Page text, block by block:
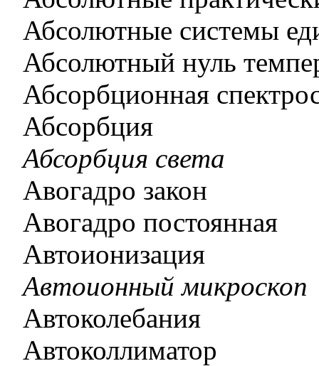
Абсолютные системы
Абсолютный нуль
Абсорбционная
Абсорбция
Абсорбция света
Авогадро закон
Авогадро постоянная
Автоионизация
Автоионный микроскоп
Автоколебания
Автоколлиматор